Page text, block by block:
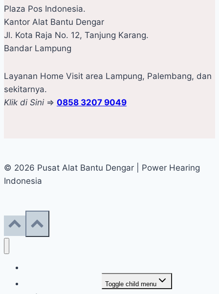
Plaza Pos Indonesia.
Kantor Alat Bantu Dengar
Jl. Kota Raja No. 12, Tanjung Karang.
Bandar Lampung
Layanan Home Visit area Lampung, Palembang, dan
sekitarnya.
Klik di Sini => 0858 3207 9049
© 2026 Pusat Alat Bantu Dengar | Power Hearing
Indonesia
Toggle child menu